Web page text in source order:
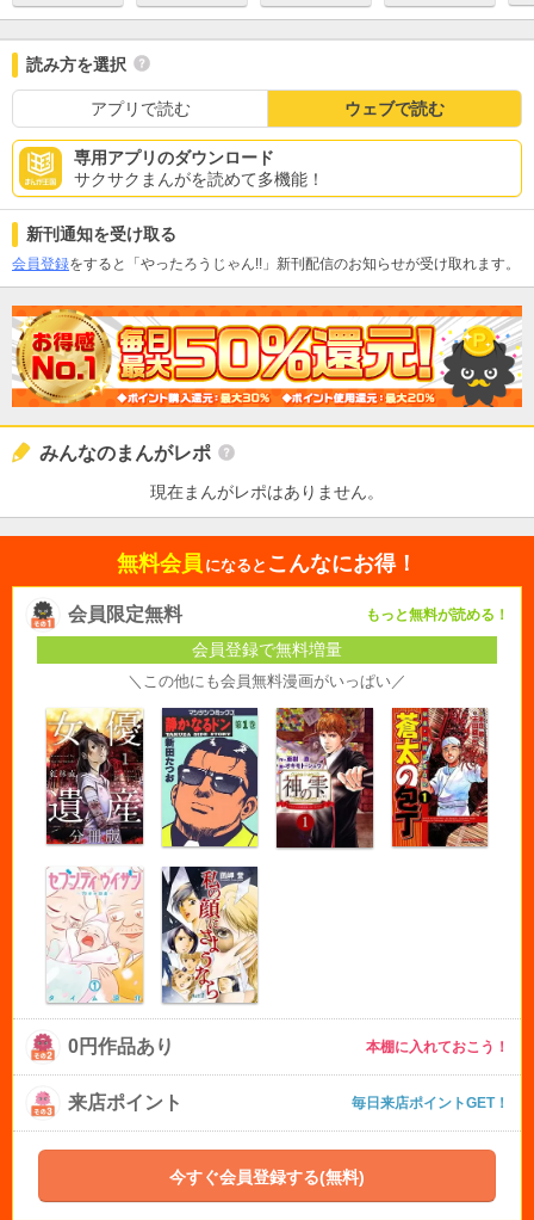
読み方を選択
アプリで読む ウェブで読む
専用アプリのダウンロード
サクサクまんがを読めて多機能！
新刊通知を受け取る
会員登録をすると「やったろうじゃん!!」新刊配信のお知らせが受け取れます。
みんなのまんがレポ
現在まんがレポはありません。
無料会員 になると こんなにお得！
会員限定無料 もっと無料が読める！
会員登録で無料増量
＼この他にも会員無料漫画がいっぱい／
0円作品あり 本棚に入れておこう！
来店ポイント 毎日来店ポイントGET！
今すぐ会員登録する(無料)